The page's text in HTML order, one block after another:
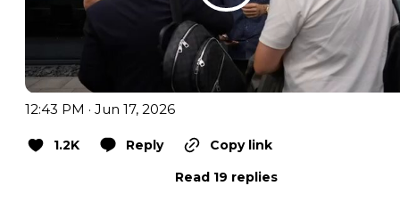
12:43 PM · Jun 17, 2026
1.2K Reply
Copy link
Read 19 replies